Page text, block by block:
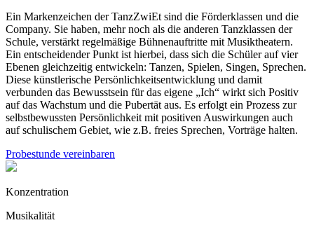
Ein Markenzeichen der TanzZwiEt sind die Förderklassen und die
Company. Sie haben, mehr noch als die anderen Tanzklassen der
Schule, verstärkt regelmäßige Bühnenauftritte mit Musiktheatern.
Ein entscheidender Punkt ist hierbei, dass sich die Schüler auf vier
Ebenen gleichzeitig entwickeln: Tanzen, Spielen, Singen, Sprechen.
Diese künstlerische Persönlichkeitsentwicklung und damit
verbunden das Bewusstsein für das eigene „Ich“ wirkt sich Positiv
auf das Wachstum und die Pubertät aus. Es erfolgt ein Prozess zur
selbstbewussten Persönlichkeit mit positiven Auswirkungen auch
auf schulischem Gebiet, wie z.B. freies Sprechen, Vorträge halten.
Probestunde vereinbaren
Konzentration
Musikalität